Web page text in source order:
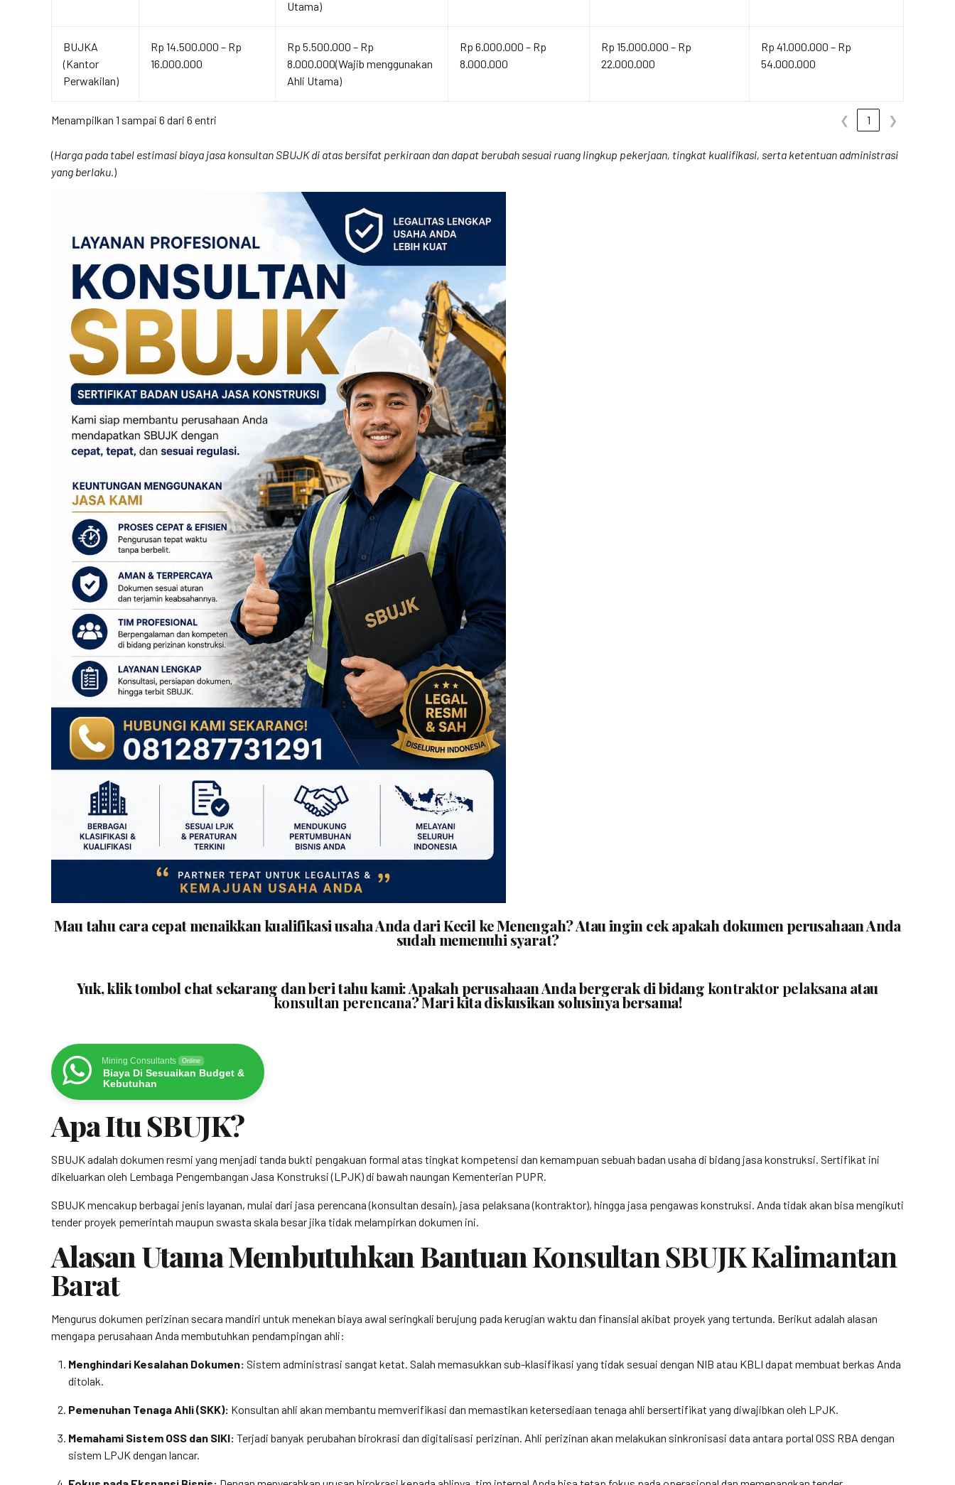
Utama)
BUJKA
(Kantor
Perwakilan)
Rp 14.500.000 – Rp
16.000.000
Rp 5.500.000 – Rp
8.000.000(Wajib menggunakan
Ahli Utama)
Rp 6.000.000 – Rp
8.000.000
Rp 15.000.000 – Rp
22.000.000
Rp 41.000.000 – Rp
54.000.000
Menampilkan 1 sampai 6 dari 6 entri ❮ 1 ❯
(Harga pada tabel estimasi biaya jasa konsultan SBUJK di atas bersifat perkiraan dan dapat berubah sesuai ruang lingkup pekerjaan, tingkat kualifikasi, serta ketentuan administrasi
yang berlaku.)
Mau tahu cara cepat menaikkan kualifikasi usaha Anda dari Kecil ke Menengah? Atau ingin cek apakah dokumen perusahaan Anda
sudah memenuhi syarat?
Yuk, klik tombol chat sekarang dan beri tahu kami: Apakah perusahaan Anda bergerak di bidangkontraktor pelaksana atau
konsultan perencana? Mari kita diskusikan solusinya bersama!
Mining Consultants Online
Biaya Di Sesuaikan Budget &
Kebutuhan
Apa Itu SBUJK?
SBUJK adalah dokumen resmi yang menjadi tanda bukti pengakuan formal atas tingkat kompetensi dan kemampuan sebuah badan usaha di bidang jasa konstruksi. Sertifikat ini
dikeluarkan oleh Lembaga Pengembangan Jasa Konstruksi (LPJK) di bawah naungan Kementerian PUPR.
SBUJK mencakup berbagai jenis layanan, mulai dari jasa perencana (konsultan desain), jasa pelaksana (kontraktor), hingga jasa pengawas konstruksi. Anda tidak akan bisa mengikuti
tender proyek pemerintah maupun swasta skala besar jika tidak melampirkan dokumen ini.
Alasan Utama Membutuhkan BantuanKonsultan SBUJK Kalimantan
Barat
Mengurus dokumen perizinan secara mandiri untuk menekan biaya awal seringkali berujung pada kerugian waktu dan finansial akibat proyek yang tertunda. Berikut adalah alasan
mengapa perusahaan Anda membutuhkan pendampingan ahli:
Menghindari Kesalahan Dokumen: Sistem administrasi sangat ketat. Salah memasukkan sub-klasifikasi yang tidak sesuai dengan NIB atau KBLI dapat membuat berkas Anda
ditolak.
Pemenuhan Tenaga Ahli (SKK): Konsultan ahli akan membantu memverifikasi dan memastikan ketersediaan tenaga ahli bersertifikat yang diwajibkan oleh LPJK.
Memahami Sistem OSS dan SIKI: Terjadi banyak perubahan birokrasi dan digitalisasi perizinan. Ahli perizinan akan melakukan sinkronisasi data antara portal OSS RBA dengan
sistem LPJK dengan lancar.